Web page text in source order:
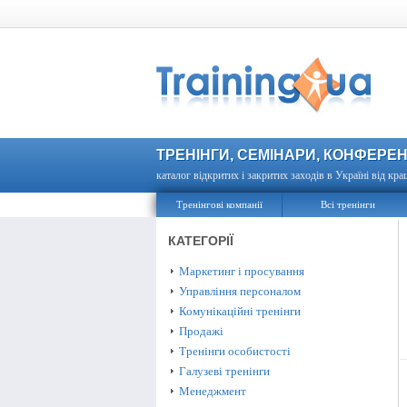
ТРЕНІНГИ, СЕМІНАРИ,
каталог відкритих і закритих заходів в Україні від
Тренінгові компанії Всі тренінги
КАТЕГОРІЇ
Маркетинг і просування
Управління персоналом
Комунікаційні тренінги
Продажі
Тренінги особистості
Галузеві тренінги
Менеджмент